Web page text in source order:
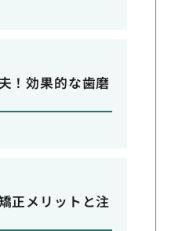
！効果的な歯磨
正メリットと注